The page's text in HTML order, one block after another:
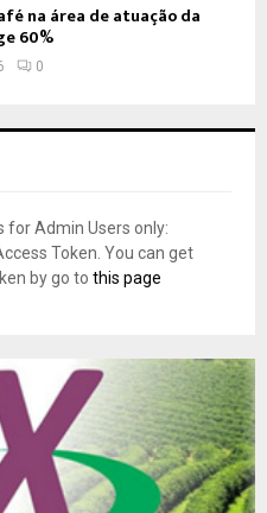
na área de atuação da
60%
0
for Admin Users only:
Token. You can get
by go to this page